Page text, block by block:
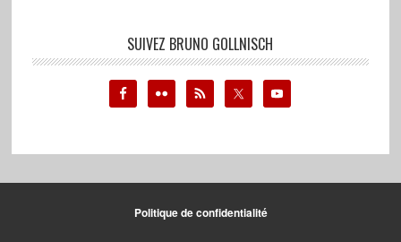
SUIVEZ BRUNO GOLLNISCH
Politique de confidentialité